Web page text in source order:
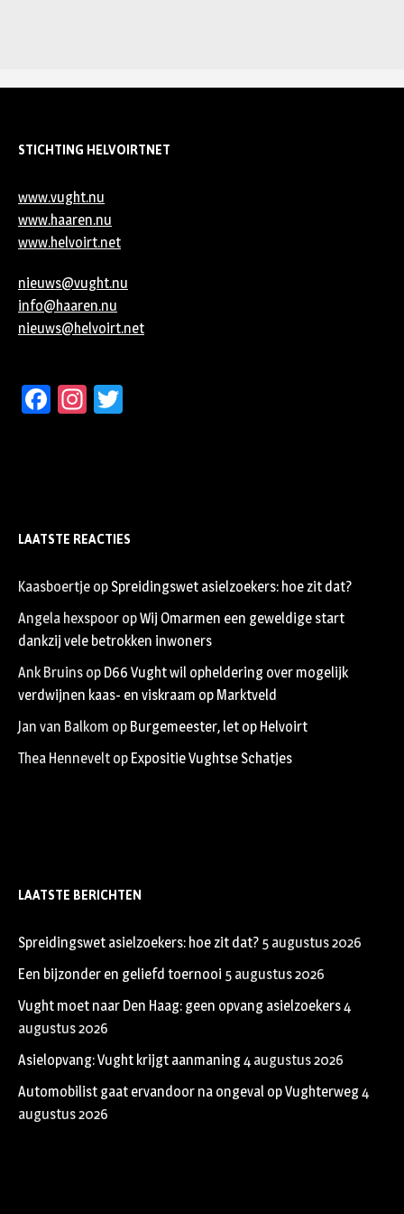
STICHTING HELVOIRTNET
www.vught.nu
www.haaren.nu
www.helvoirt.net
nieuws@vught.nu
info@haaren.nu
nieuws@helvoirt.net
Facebook
Instagram
LAATSTE REACTIES
Kaasboertje op Spreidingswet asielzoekers: hoe zit dat?
Angela hexspoor opWij Omarmen een geweldige start
dankzij vele betrokken inwoners
Ank Bruins op D66 Vught wil opheldering over mogelijk
verdwijnen kaas- en viskraam op Marktveld
Jan van Balkom op Burgemeester, let op Helvoirt
Thea Hennevelt op Expositie Vughtse Schatjes
LAATSTE BERICHTEN
Spreidingswet asielzoekers: hoe zit dat? 5 augustus 2026
Een bijzonder en geliefd toernooi 5 augustus 2026
Vught moet naar Den Haag: geen opvang asielzoekers4
augustus 2026
Asielopvang: Vught krijgt aanmaning4 augustus 2026
Automobilist gaat ervandoor na ongeval op Vughterweg4
augustus 2026